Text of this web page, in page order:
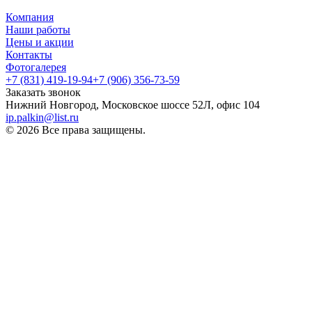
Компания
Наши работы
Цены и акции
Контакты
Фотогалерея
+7 (831) 419-19-94+7 (906) 356-73-59
Заказать звонок
Нижний Новгород, Московское шоссе 52Л, офис 104
ip.palkin@list.ru
© 2026 Все права защищены.